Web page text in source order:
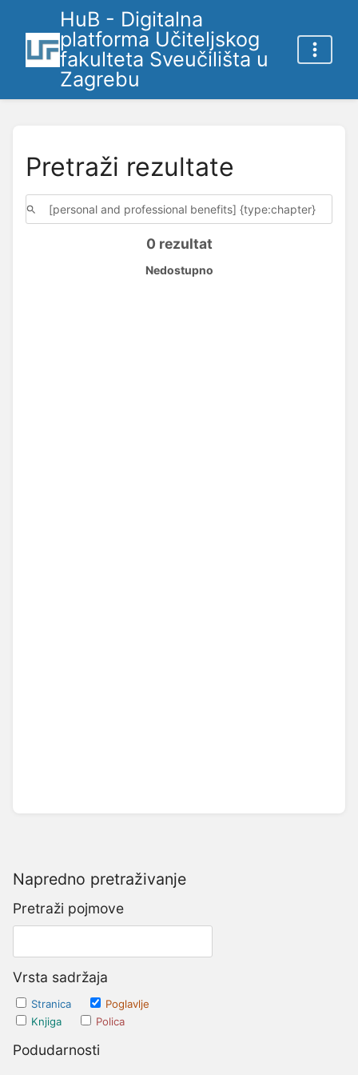
HuB - Digitalna
platforma Učiteljskog
fakulteta Sveučilišta u
Zagrebu
Napredno pretraživanje
Pretraži pojmove
Vrsta sadržaja
Stranica
Poglavlje
Knjiga
Polica
Podudarnosti
Pretraži rezultate
0 rezultat
Nedostupno